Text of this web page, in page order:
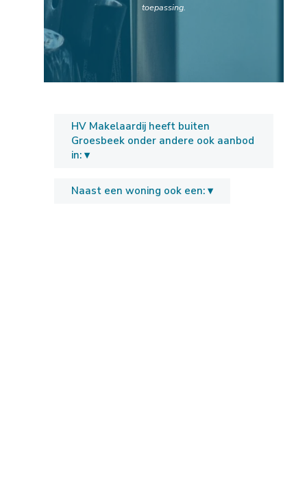
toepassing.
HV Makelaardij heeft buiten
Groesbeek onder andere ook aanbod
in: ▾
Naast een woning ook een: ▾